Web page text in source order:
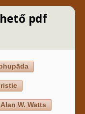
pdf
Alan W. Watts